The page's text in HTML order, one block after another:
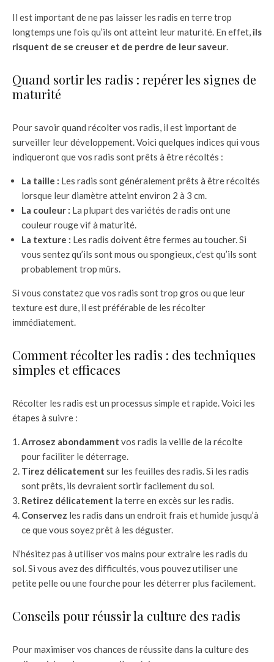
Il est important de ne pas laisser les radis en terre trop
longtemps une fois qu’ils ont atteint leur maturité. En effet, ils
risquent de se creuser et de perdre de leur saveur.
Quand sortir les radis : repérer les signes de
maturité
Pour savoir quand récolter vos radis, il est important de
surveiller leur développement. Voici quelques indices qui vous
indiqueront que vos radis sont prêts à être récoltés :
La taille : Les radis sont généralement prêts à être récoltés
lorsque leur diamètre atteint environ 2 à 3 cm.
La couleur : La plupart des variétés de radis ont une
couleur rouge vif à maturité.
La texture : Les radis doivent être fermes au toucher. Si
vous sentez qu’ils sont mous ou spongieux, c’est qu’ils sont
probablement trop mûrs.
Si vous constatez que vos radis sont trop gros ou que leur
texture est dure, il est préférable de les récolter
immédiatement.
Comment récolter les radis : des techniques
simples et efficaces
Récolter les radis est un processus simple et rapide. Voici les
étapes à suivre :
Arrosez abondamment vos radis la veille de la récolte
pour faciliter le déterrage.
Tirez délicatement sur les feuilles des radis. Si les radis
sont prêts, ils devraient sortir facilement du sol.
Retirez délicatement la terre en excès sur les radis.
Conservez les radis dans un endroit frais et humide jusqu’à
ce que vous soyez prêt à les déguster.
N’hésitez pas à utiliser vos mains pour extraire les radis du
sol. Si vous avez des difficultés, vous pouvez utiliser une
petite pelle ou une fourche pour les déterrer plus facilement.
Conseils pour réussir la culture des radis
Pour maximiser vos chances de réussite dans la culture des